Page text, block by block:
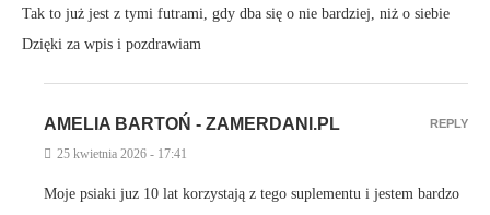
Tak to już jest z tymi futrami, gdy dba się o nie bardziej, niż o siebie
Dzięki za wpis i pozdrawiam
AMELIA BARTOŃ - ZAMERDANI.PL
25 kwietnia 2026 - 17:41
Moje psiaki juz 10 lat korzystają z tego suplementu i jestem bardzo
REPLY